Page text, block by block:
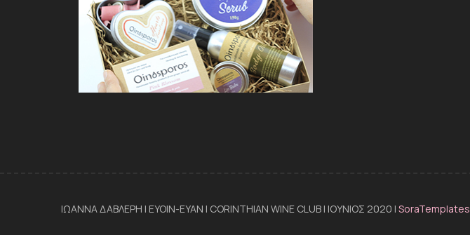
ΙΩΑΝΝΑ ΔΑΒΛΕΡΗ | ΕΥΟΙΝ-ΕΥΑΝ | CORINTHIAN WINE CLUB | ΙΟΥΝΙΟΣ 2020 | SoraTemplates